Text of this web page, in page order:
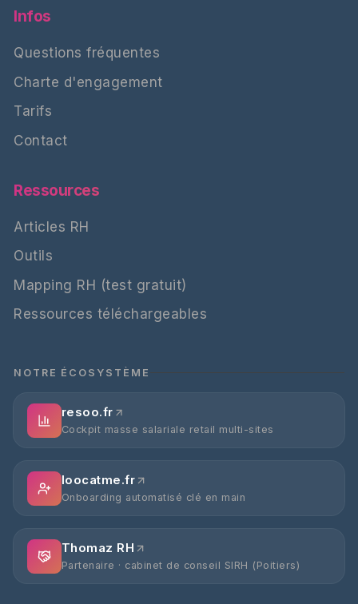
Infos
Questions fréquentes
Charte d'engagement
Tarifs
Contact
Ressources
Articles RH
Outils
Mapping RH (test gratuit)
Ressources téléchargeables
NOTRE ÉCOSYSTÈME
resoo.fr
Cockpit masse salariale retail multi-sites
loocatme.fr
Onboarding automatisé clé en main
Thomaz RH
Partenaire · cabinet de conseil SIRH (Poitiers)